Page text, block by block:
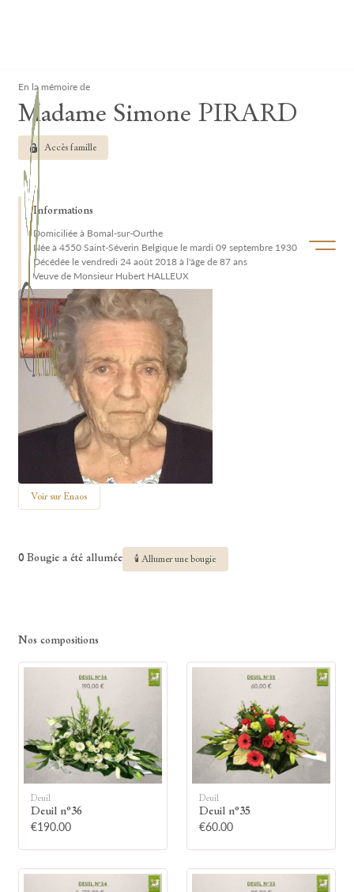
Ouvrir/
En la mémoire de
Madame Simone PIRARD
Accès famille
Informations
Domiciliée à Bomal-sur-Ourthe
Née à 4550 Saint-Séverin Belgique le mardi 09 septembre 1930
Décédée le vendredi 24 août 2018 à l'âge de 87 ans
Veuve de Monsieur Hubert HALLEUX
Voir sur Enaos
0 Bougie a été allumée 🕯 Allumer une bougie
Allumez une bougie
Nos compositions
Deuil
Deuil n°36
€190.00
Deuil
Deuil n°35
€60.00